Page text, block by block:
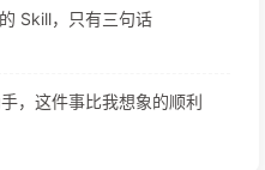
Skill，只有三句话
，这件事比我想象的顺利